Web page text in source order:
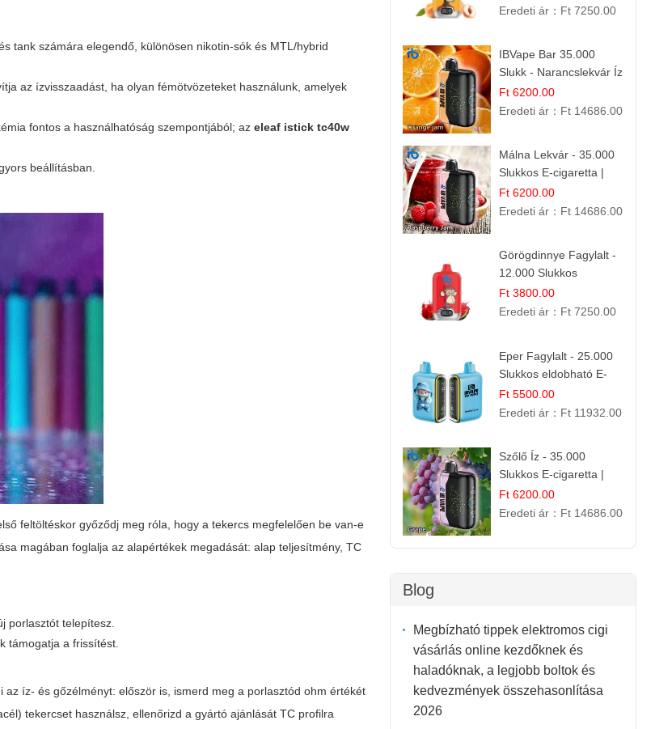
tank számára elegendő, különösen nikotin-sók és MTL/hybrid
az ízvisszaadást, ha olyan fémötvözeteket használunk, amelyek
fontos a használhatóság szempontjából; azeleaf istick tc40w
beállításban.
feltöltéskor győződj meg róla, hogy a tekercs megfelelően be van-e
magában foglalja az alapértékek megadását: alap teljesítmény, TC
porlasztót telepítesz.
támogatja a frissítést.
íz- és gőzélményt: először is, ismerd meg a porlasztód ohm értékét
tekercset használsz, ellenőrizd a gyártó ajánlását TC profilra
Friss Gyümölcs Íz
Eredeti ár： Ft 7250.00
IBVape Bar 35.000
Slukk - Narancslekvár Íz
| Prémium E-cigaretta
Ft 6200.00
Eredeti ár： Ft 14686.00
Málna Lekvár - 35.000
Slukkos E-cigaretta |
IBVape Bar Édes
Gyümölcs Íz
Ft 6200.00
Eredeti ár： Ft 14686.00
Görögdinnye Fagylalt -
12.000 Slukkos
eldobható e-Cigaretta
Ft 3800.00
Eredeti ár： Ft 7250.00
Eper Fagylalt - 25.000
Slukkos eldobható E-
cigaretta | Édes
Desszert Íz
Ft 5500.00
Eredeti ár： Ft 11932.00
Szőlő Íz - 35.000
Slukkos E-cigaretta |
Friss Gyümölcs Aroma
Ft 6200.00
Eredeti ár： Ft 14686.00
Blog
Megbízható tippek elektromos cigi
vásárlás online kezdőknek és
haladóknak, a legjobb boltok és
kedvezmények összehasonlítása
2026